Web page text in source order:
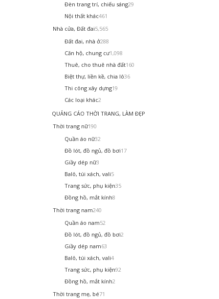
Đèn trang trí, chiếu sáng29
Nội thất khác461
Nhà cửa, Đất đai5,565
Đất đai, nhà ở288
Căn hộ, chung cư1,098
Thuê, cho thuê nhà đất160
Biệt thự, liền kề, chia lô36
Thi công xây dựng19
Các loại khác2
QUẢNG CÁO THỜI TRANG, LÀM ĐẸP
Thời trang nữ190
Quần áo nữ32
Đồ lót, đồ ngủ, đồ bơi17
Giầy dép nữ3
Balô, túi xách, vali5
Trang sức, phụ kiện35
Đồng hồ, mắt kính8
Thời trang nam240
Quần áo nam52
Đồ lót, đồ ngủ, đồ bơi2
Giầy dép nam63
Balô, túi xách, vali4
Trang sức, phụ kiện92
Đồng hồ, mắt kính2
Thời trang mẹ, bé71